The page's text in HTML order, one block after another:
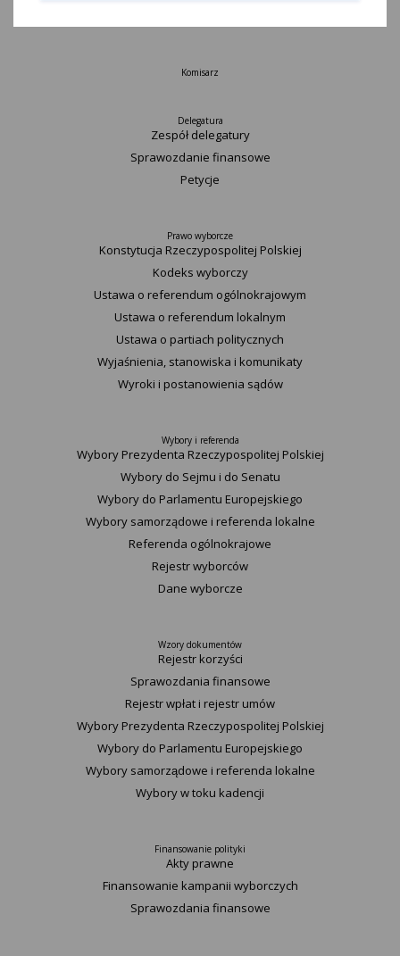
Komisarz
Delegatura
Zespół delegatury
Sprawozdanie finansowe
Petycje
Prawo wyborcze
Konstytucja Rzeczypospolitej Polskiej​
Kodeks wyborczy
Ustawa o referendum ogólnokrajowym
Ustawa o referendum lokalnym
Ustawa o partiach politycznych
Wyjaśnienia, stanowiska i komunikaty
Wyroki i postanowienia sądów
Wybory i referenda
Wybory Prezydenta Rzeczypospolitej Polskiej
Wybory do Sejmu i do Senatu
Wybory do Parlamentu Europejskiego
Wybory samorządowe i referenda lokalne
Referenda ogólnokrajowe
Rejestr wyborców
Dane wyborcze
Wzory dokumentów
Rejestr korzyści
Sprawozdania finansowe
Rejestr wpłat i rejestr umów
Wybory Prezydenta Rzeczypospolitej Polskiej
Wybory do Parlamentu Europejskiego
Wybory samorządowe i referenda lokalne
Wybory w toku kadencji
Finansowanie polityki
Akty prawne
Finansowanie kampanii wyborczych
Sprawozdania finansowe